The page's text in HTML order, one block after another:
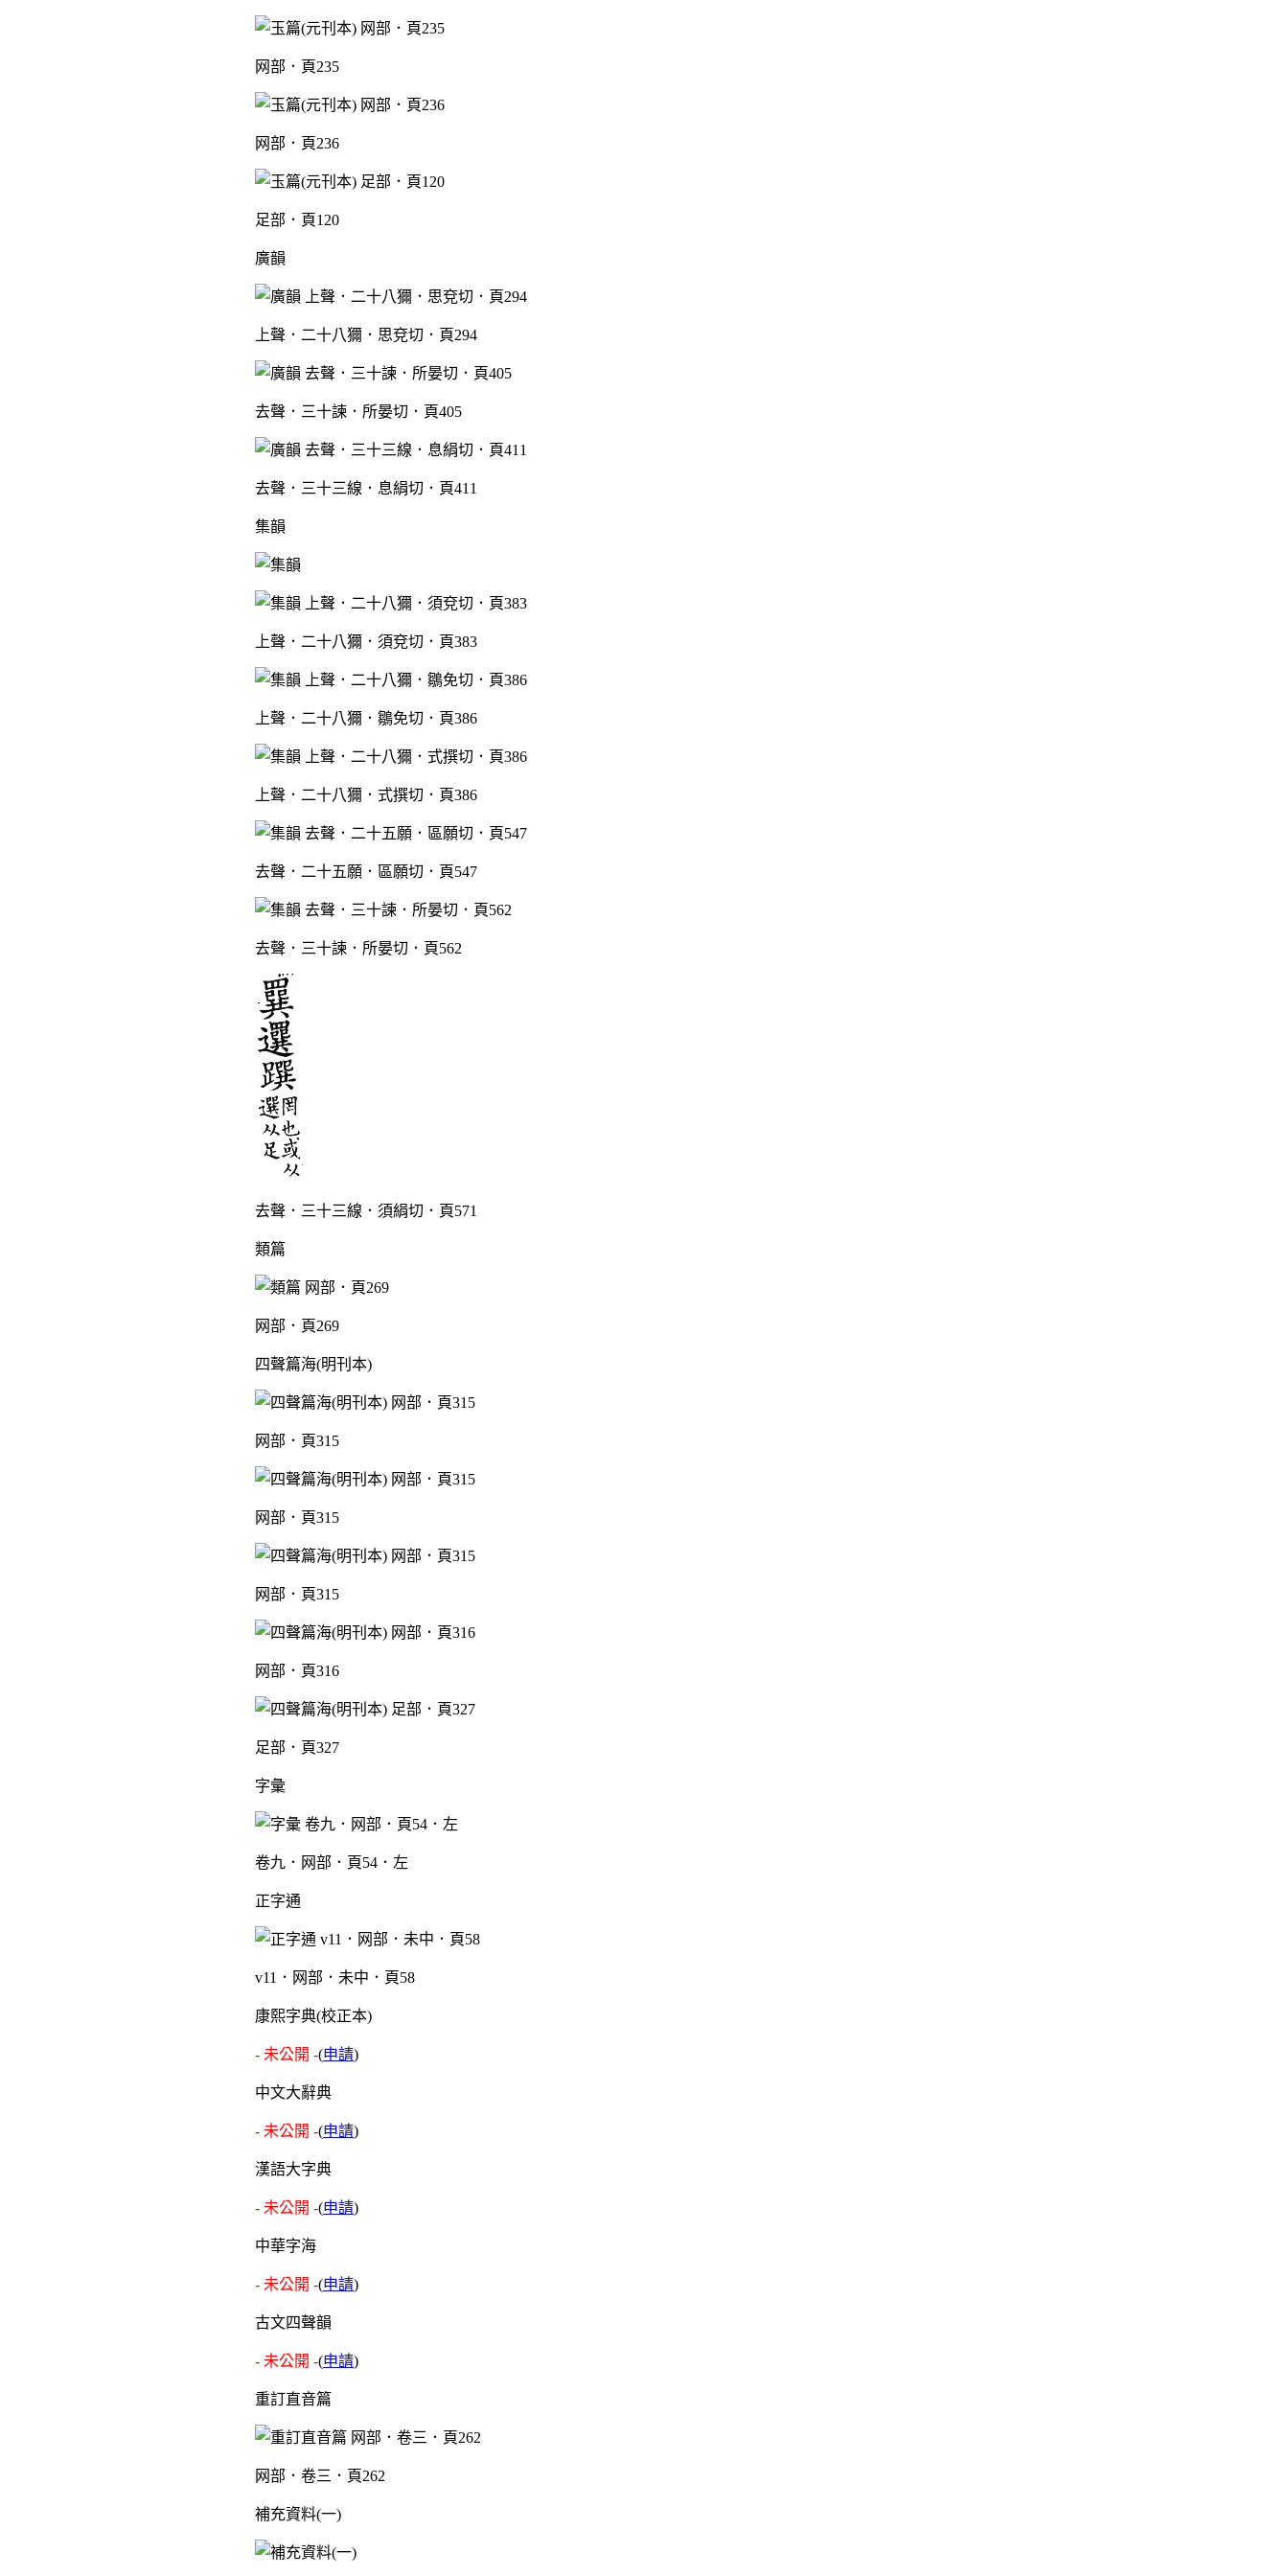
网部．頁235
网部．頁236
足部．頁120
廣韻
上聲．二十八獮．思兗切．頁294
去聲．三十諫．所晏切．頁405
去聲．三十三線．息絹切．頁411
集韻
上聲．二十八獮．須兗切．頁383
上聲．二十八獮．鶵免切．頁386
上聲．二十八獮．式撰切．頁386
去聲．二十五願．區願切．頁547
去聲．三十諫．所晏切．頁562
去聲．三十三線．須絹切．頁571
類篇
网部．頁269
四聲篇海(明刊本)
网部．頁315
网部．頁315
网部．頁315
网部．頁316
足部．頁327
字彙
卷九．网部．頁54．左
正字通
v11．网部．未中．頁58
康熙字典(校正本)
- 未公開 -(申請)
中文大辭典
- 未公開 -(申請)
漢語大字典
- 未公開 -(申請)
中華字海
- 未公開 -(申請)
古文四聲韻
- 未公開 -(申請)
重訂直音篇
网部．卷三．頁262
補充資料(一)